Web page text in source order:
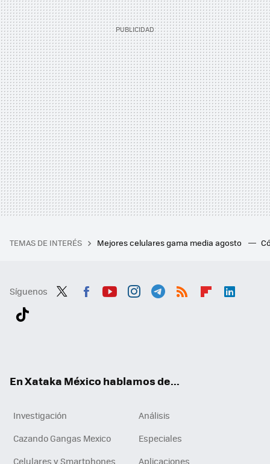
TEMAS DE INTERÉS Mejores celulares gama media agosto
Síguenos
En Xataka México hablamos de...
Investigación
Análisis
Cazando Gangas Mexico
Especiales
Celulares y Smartphones
Aplicaciones